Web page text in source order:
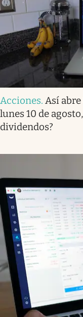
Acciones. Así
lunes 10 de
dividendos?